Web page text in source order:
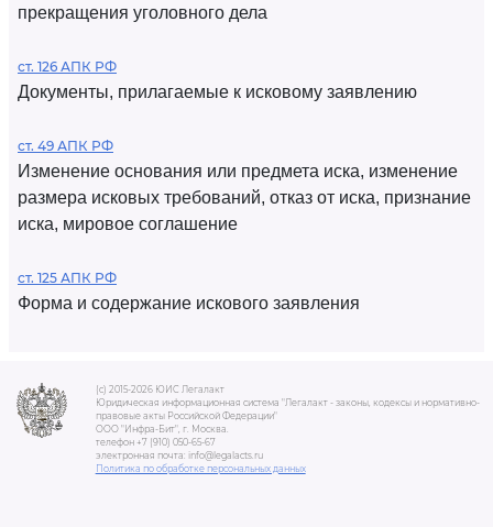
прекращения уголовного дела
ст. 126 АПК РФ
Документы, прилагаемые к исковому заявлению
ст. 49 АПК РФ
Изменение основания или предмета иска, изменение
размера исковых требований, отказ от иска, признание
иска, мировое соглашение
ст. 125 АПК РФ
Форма и содержание искового заявления
(c) 2015-2026 ЮИС Легалакт
Юридическая информационная система "Легалакт - законы, кодексы и нормативно-
правовые акты Российской Федерации"
ООО "Инфра-Бит", г. Москва.
телефон +7 (910) 050-65-67
электронная почта: info@legalacts.ru
Политика по обработке персональных данных